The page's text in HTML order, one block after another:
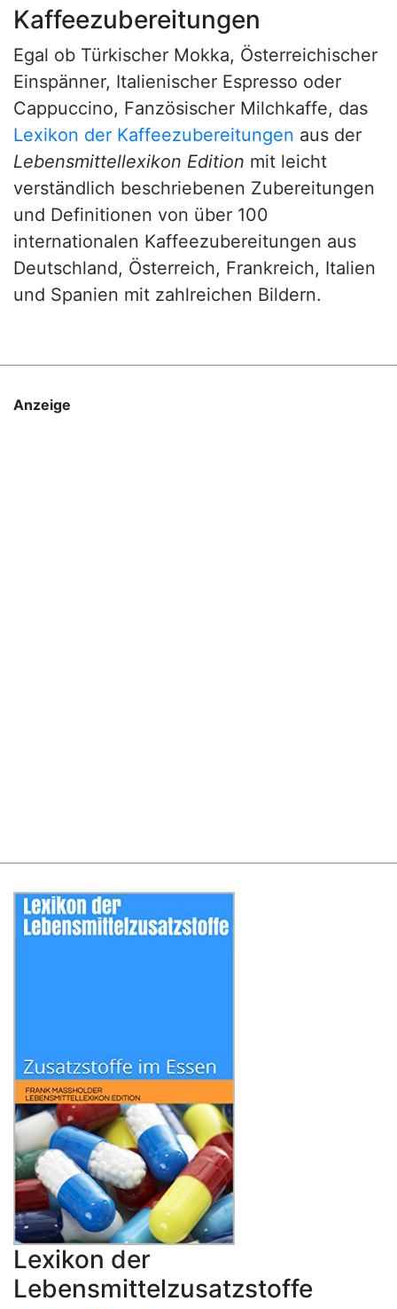
Kaffeezubereitungen
Egal ob Türkischer Mokka, Österreichischer
Einspänner, Italienischer Espresso oder
Cappuccino, Fanzösischer Milchkaffe, das
Lexikon der Kaffeezubereitungen aus der
Lebensmittellexikon Edition mit leicht
verständlich beschriebenen Zubereitungen
und Definitionen von über 100
internationalen Kaffeezubereitungen aus
Deutschland, Österreich, Frankreich, Italien
und Spanien mit zahlreichen Bildern.
Anzeige
Lexikon der
Lebensmittelzusatzstoffe